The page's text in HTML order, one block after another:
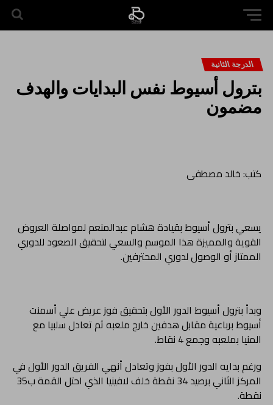
الدرجة الثانية
بترول أسيوط نفس البدايات والهدف
مضمون
كتب: خالد مصطفى
يسعي بترول أسيوط بقيادة هشام عبدالمنعم لمواصلة العروض
القوية والمميزة هذا الموسم والسعي لتحقيق الصعود للدوري
الممتاز أو الوصول لدوري المحترفين.
وبدأ بترول أسيوط الدور الأول بتحقيق فوز عريض علي أسمنت
أسيوط برباعية مقابل هدفين خارج ملعبه ثم تعادل سلبيا مع
المنيا بملعبه وجمع 4 نقاط.
ورغم بدايه الدور الأول بفوز وتعادل أنهي الفريق الدور الأول في
المركز الثاني برصيد 34 نقطة خلف لافينيا الذي احتل القمة ب35
نقطة.